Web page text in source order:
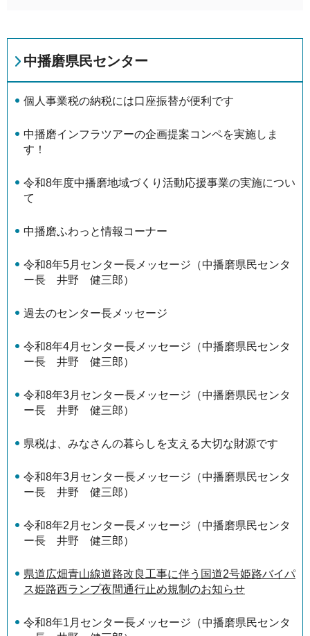
中播磨県民センター
個⼈事業税の納税には口座振替が便利です
中播磨インフラツアーの企画提案コンペを実施しま
す！
令和8年度中播磨地域づくり活動応援事業の実施につい
て
中播磨ふわっと情報コーナー
令和8年5月センター長メッセージ（中播磨県民センタ
ー長 井野 健三郎）
過去のセンター長メッセージ
令和8年4月センター長メッセージ（中播磨県民センタ
ー長 井野 健三郎）
令和8年3月センター長メッセージ（中播磨県民センタ
ー長 井野 健三郎）
県税は、みなさんの暮らしを支える大切な財源です
令和8年3月センター長メッセージ（中播磨県民センタ
ー長 井野 健三郎）
令和8年2月センター長メッセージ（中播磨県民センタ
ー長 井野 健三郎）
県道広畑青山線道路改良工事に伴う国道2号姫路バイパ
ス姫路西ランプ夜間通行止め規制のお知らせ
令和8年1月センター長メッセージ（中播磨県民センタ